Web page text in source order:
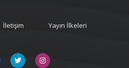
İletişim Yayın İlkeleri